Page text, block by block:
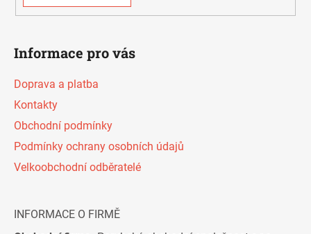
Informace pro vás
Doprava a platba
Kontakty
Obchodní podmínky
Podmínky ochrany osobních údajů
Velkoobchodní odběratelé
INFORMACE O FIRMĚ